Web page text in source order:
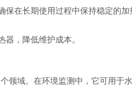
在长期使用过程中保持稳定的
，降低维护成本。
领域。在环境监测中，它可用于